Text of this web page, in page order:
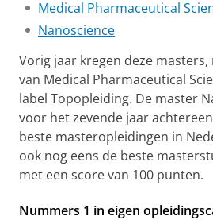
Medical Pharmaceutical
Nanoscience
Vorig jaar kregen deze
van Medical Pharmaceutical
label Topopleiding. De master
voor het zevende jaar
beste masteropleidingen in
ook nog eens de beste
met een score van 100 punten.
Nummers 1 in eigen